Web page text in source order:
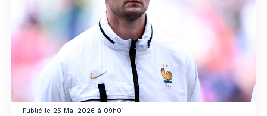
Publié le 25 Mai 2026 à 09h01